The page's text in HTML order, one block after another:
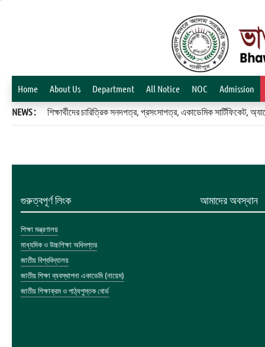
Home About Us Department All Notice NOC Admission
NEWS : শিক্ষার্থীদের চারিত্রিক সনদপত্র, প্রসংসাপত্র, একাডেমিক
গুরুত্বপূর্ণ লিংক
শিক্ষা মন্ত্রণালয়
মাধ্যমিক ও উচ্চশিক্ষা অধিদপ্তর
জাতীয় বিশ্ববিদ্যালয়
জাতীয় শিক্ষা ব্যবস্থাপনা একাডেমি (নায়েম)
জাতীয় শিক্ষাক্রম ও পাঠ্যপুস্তক বোর্ড
আমাদের অবস্থান